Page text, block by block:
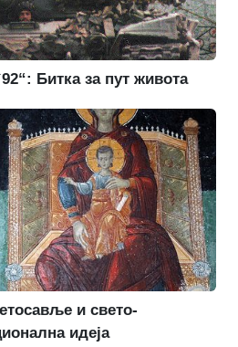
Битка за пут живота
и свето-
идеја